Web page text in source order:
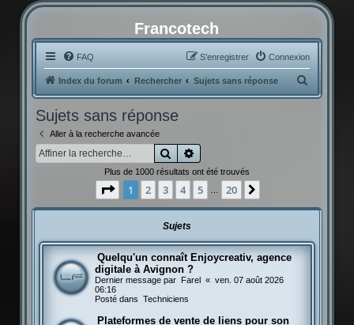
Francotech
FAQ Connexion
S’enregistrer
Index du forum Rechercher Sujets sans réponse
e
h
Sujets sans réponse
Aller à la recherche avancée
Rechercher
Plus de 1000 résultats ont été trouvés
Page 1sur20
1 2 3 4 5 20
Sujets
Quelqu'un connaît Enjoycreativ, agence
digitale à Avignon ?
Dernier message par Farel « ven. 07 août 2026
06:16
Posté dans Techniciens
Plateformes de vente de liens pour son